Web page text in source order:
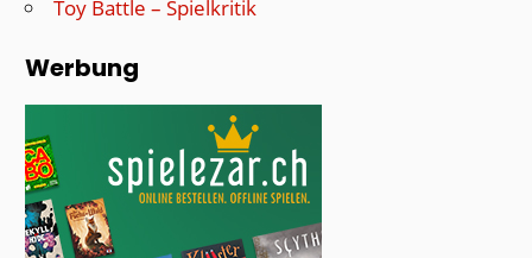
Toy Battle – Spielkritik
Werbung